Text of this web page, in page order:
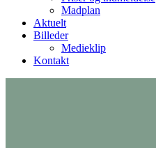
Madplan
Aktuelt
Billeder
Medieklip
Kontakt